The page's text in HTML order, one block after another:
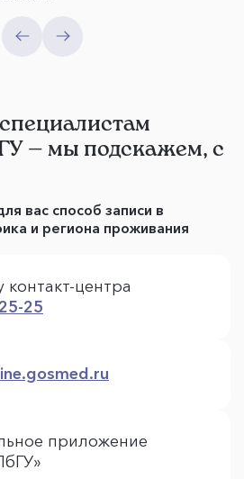
— мы подскажем, с
вас способ записи в
и региона проживания
центра
25
приложение